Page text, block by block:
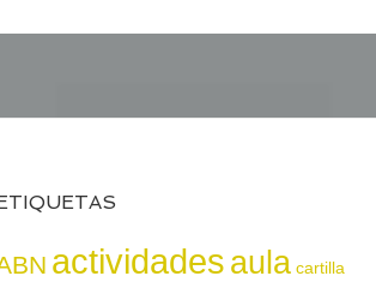
actividadesaula cartilla